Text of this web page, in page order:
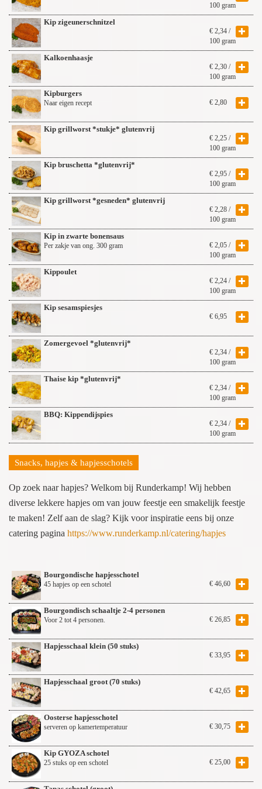
100 gram
€ 2,34 /
100 gram
Kip zigeunerschnitzel
€ 2,30 /
100 gram
Kalkoenhaasje
€ 2,80
Kipburgers
Naar eigen recept
€ 2,25 /
100 gram
Kip grillworst *stukje* glutenvrij
€ 2,95 /
100 gram
Kip bruschetta *glutenvrij*
€ 2,28 /
100 gram
Kip grillworst *gesneden* glutenvrij
€ 2,05 /
100 gram
Kip in zwarte bonensaus
Per zakje van ong. 300 gram
€ 2,24 /
100 gram
Kippoulet
€ 6,95
Kip sesamspiesjes
€ 2,34 /
100 gram
Zomergevoel *glutenvrij*
€ 2,34 /
100 gram
Thaise kip *glutenvrij*
€ 2,34 /
100 gram
BBQ: Kippendijspies
Snacks, hapjes & hapjesschotels
Op zoek naar hapjes? Welkom bij Runderkamp! Wij hebben
diverse lekkere hapjes om van jouw feestje een smakelijk feestje
te maken! Zelf aan de slag? Kijk voor inspiratie eens bij onze
catering pagina https://www.runderkamp.nl/catering/hapjes
€ 46,60
Bourgondische hapjesschotel
45 hapjes op een schotel
€ 26,85
Bourgondisch schaaltje 2-4 personen
Voor 2 tot 4 personen.
€ 33,95
Hapjesschaal klein (50 stuks)
€ 42,65
Hapjesschaal groot (70 stuks)
€ 30,75
Oosterse hapjesschotel
serveren op kamertemperatuur
€ 25,00
Kip GYOZA schotel
25 stuks op een schotel